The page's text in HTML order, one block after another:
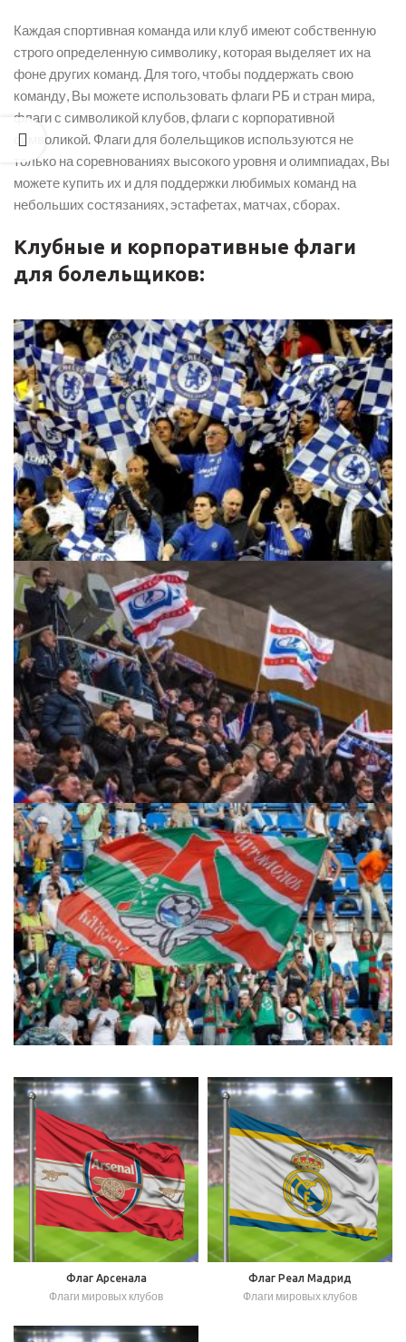
Каждая спортивная команда или клуб имеют собственную
строго определенную символику, которая выделяет их на
фоне других команд. Для того, чтобы поддержать свою
команду, Вы можете использовать флаги РБ и стран мира,
флаги с символикой клубов, флаги с корпоративной
символикой. Флаги для болельщиков используются не
только на соревнованиях высокого уровня и олимпиадах, Вы
можете купить их и для поддержки любимых команд на
небольших состязаниях, эстафетах, матчах, сборах.
Клубные и корпоративные флаги
для болельщиков:
Флаг Арсенала
Флаги мировых клубов
Флаг Реал Мадрид
Флаги мировых клубов